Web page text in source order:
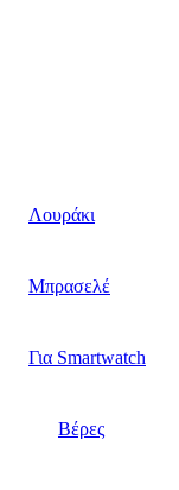
Λουράκι
Μπρασελέ
Για Smartwatch
Βέρες